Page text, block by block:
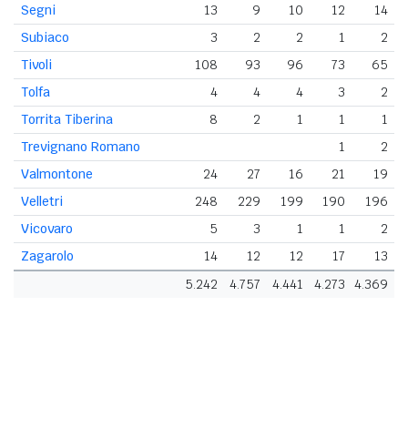
Segni
13 9 10 12
14
Subiaco
3 2 2 1
2
Tivoli
108 93 96 73
65
Tolfa
4 4 4 3
2
Torrita Tiberina
8 2 1 1
1
Trevignano Romano
1
2
Valmontone
24 27 16 21
19
Velletri
248 229 199 190
196
Vicovaro
5 3 1 1
2
Zagarolo
14 12 12 17
13
5.242
4.757 4.441 4.273 4.369